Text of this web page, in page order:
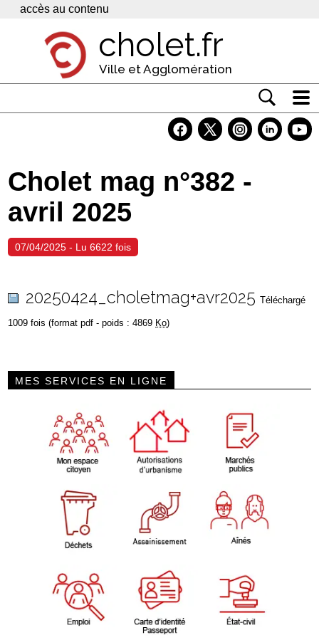
Panneau de gestion des cookies
accès au contenu
cholet.fr
Ville et Agglomération
Economie
Services
Contacts
Cholet mag n°382 -
avril 2025
07/04/2025 - Lu 6622 fois
20250424_choletmag+avr2025 Téléchargé
1009 fois (format pdf - poids : 4869 Ko)
MES SERVICES EN LIGNE